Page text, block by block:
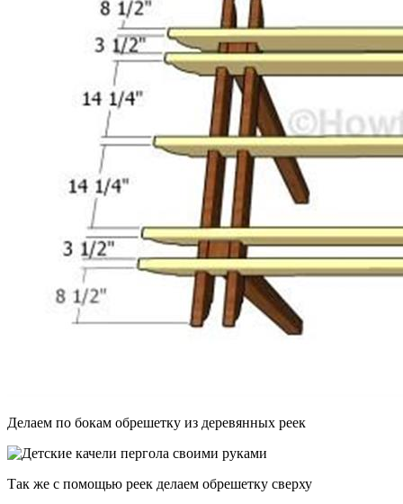
Делаем по бокам обрешетку из деревянных реек
Так же с помощью реек делаем обрешетку сверху